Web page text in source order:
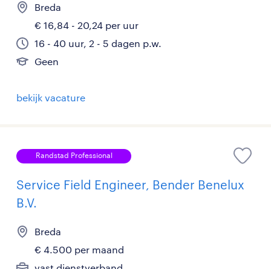
Breda
€ 16,84 - 20,24 per uur
16 - 40 uur, 2 - 5 dagen p.w.
Geen
bekijk vacature
Randstad Professional
Service Field Engineer, Bender Benelux
B.V.
Breda
€ 4.500 per maand